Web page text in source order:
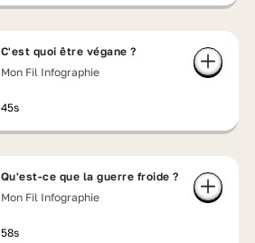
C'est quoi être végane ?
Mon Fil Infographie
45s
Qu'est-ce que la guerre froide ?
Mon Fil Infographie
58s